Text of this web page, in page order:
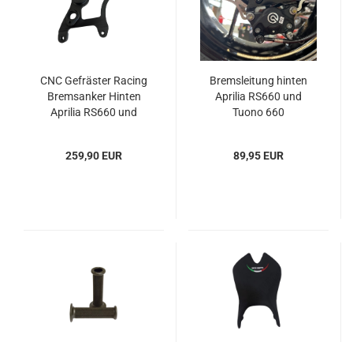
CNC Gefräster Racing
Bremsanker Hinten
Aprilia RS660 und
259,90 EUR
Bremsleitung hinten
Aprilia RS660 und
Tuono 660
89,95 EUR